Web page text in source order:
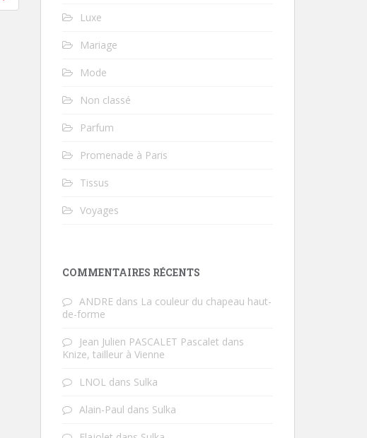
Luxe
Mariage
Mode
Non classé
Parfum
Promenade à Paris
Tissus
Voyages
COMMENTAIRES RÉCENTS
ANDRE dans La couleur du chapeau haut-
de-forme
Jean Julien PASCALET Pascalet dans
Knize, tailleur à Vienne
LNOL dans Sulka
Alain-Paul dans Sulka